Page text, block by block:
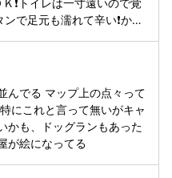
ンで足元も濡れて辛い❗かい
のはご愛敬❗お風呂は遠
ってなければ横付けした
ないので寝心地最悪😞⤵️⤵️
かった❗スタッフは優し
楽しかった最高😃⤴️⤴️
んでる マップ上の点々って
にこれと言って無いがキャ
かも、ドッグランもあった
が絵になってる